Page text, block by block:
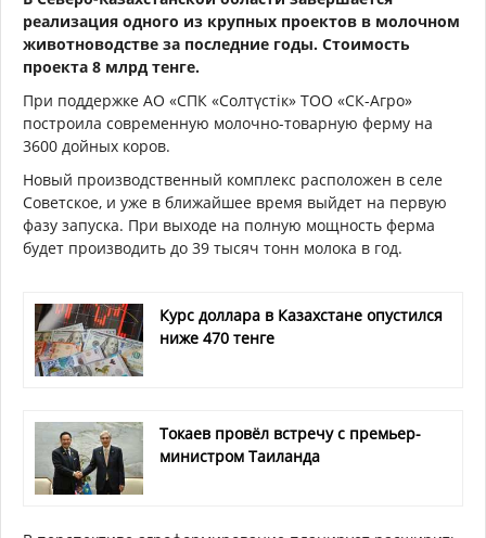
реализация одного из крупных проектов в молочном
животноводстве за последние годы. Стоимость
проекта 8 млрд тенге.
При поддержке АО «СПК «Солтүстік» ТОО «СК-Агро»
построила современную молочно-товарную ферму на
3600 дойных коров.
Новый производственный комплекс расположен в селе
Советское, и уже в ближайшее время выйдет на первую
фазу запуска. При выходе на полную мощность ферма
будет производить до 39 тысяч тонн молока в год.
Курс доллара в Казахстане опустился
ниже 470 тенге
Токаев провёл встречу с премьер-
министром Таиланда